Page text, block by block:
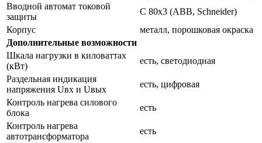
Вводной автомат токовой
защиты
С 80х3 (ABB, Schneider)
Корпус
металл, порошковая окраска
Дополнительные возможности
Шкала нагрузки в киловаттах
(кВт)
есть, светодиодная
Раздельная индикация
напряжения Uвх и Uвых
есть, цифровая
Контроль нагрева силового
блока
есть
Контроль нагрева
автотрансформатора
есть